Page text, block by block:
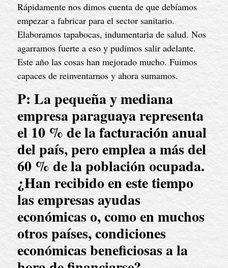
Rápidamente nos dimos cuenta de que debíamos
empezar a fabricar para el sector sanitario.
Elaboramos tapabocas, indumentaria de salud. Nos
agarramos fuerte a eso y pudimos salir adelante.
Este año las cosas han mejorado mucho. Fuimos
capaces de reinventarnos y ahora sumamos.
P: La pequeña y mediana
empresa paraguaya representa
el 10 % de la facturación anual
del país, pero emplea a más del
60 % de la población ocupada.
¿Han recibido en este tiempo
las empresas ayudas
económicas o, como en muchos
otros países, condiciones
económicas beneficiosas a la